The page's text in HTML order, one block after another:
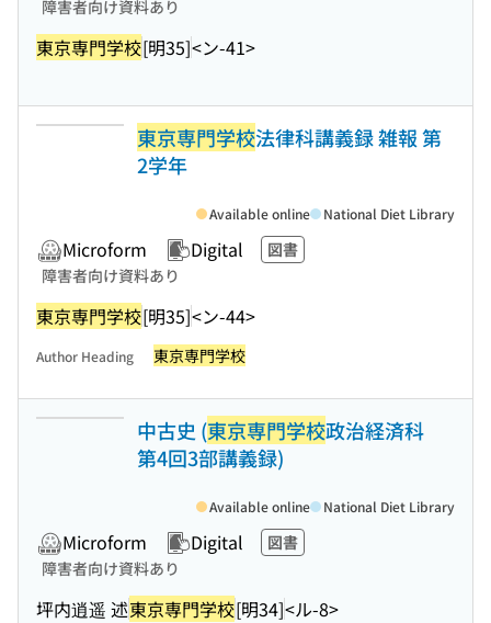
障害者向け資料あり
東京専門学校[明35]<ン-41>
東京専門学校法律科講義録 雑報 第
2学年
Microform Digital
図書
障害者向け資料あり
東京専門学校[明35]<ン-44>
Available online National Diet Library
Author Heading 東京専門学校
中古史 (東京専門学校政治経済科
第4回3部講義録)
Microform Digital
図書
障害者向け資料あり
坪内逍遥 述東京専門学校[明34]<ル-8>
Available online National Diet Library